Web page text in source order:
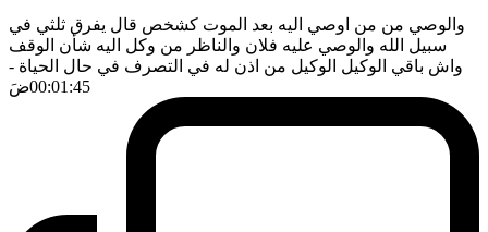
والوصي من من اوصي اليه بعد الموت كشخص قال يفرق ثلثي في
سبيل الله والوصي عليه فلان والناظر من وكل اليه شأن الوقف
واش باقي الوكيل الوكيل من اذن له في التصرف في حال الحياة -
00:01:45ضَ